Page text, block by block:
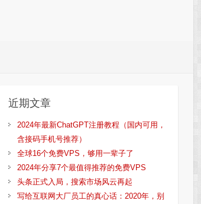
近期文章
2024年最新ChatGPT注册教程（国内可用，
含接码手机号推荐）
全球16个免费VPS，够用一辈子了
2024年分享7个最值得推荐的免费VPS
头条正式入局，搜索市场风云再起
写给互联网大厂员工的真心话：2020年，别